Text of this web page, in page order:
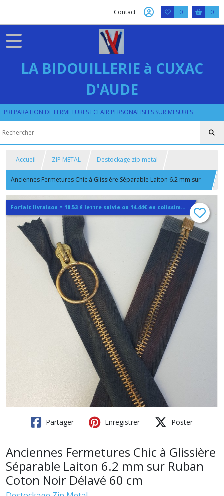
Contact 0 0
LA BIDOUILLERIE à CUXAC
D'AUDE
PREPARATION DE FERMETURES ECLAIR PERSONALISEES SUR MESURES
Accueil ZIP METAL Destockage zip metal
Anciennes Fermetures Chic à Glissière Séparable Laiton 6.2 mm sur
Ruban Coton Noir Délavé 60 cm
Forfait livraison = 10.53 € lettre suivie ou 14.44€ en colissimo quelque soit la quantité
Partager Enregistrer Poster
Anciennes Fermetures Chic à Glissière
Séparable Laiton 6.2 mm sur Ruban
Coton Noir Délavé 60 cm